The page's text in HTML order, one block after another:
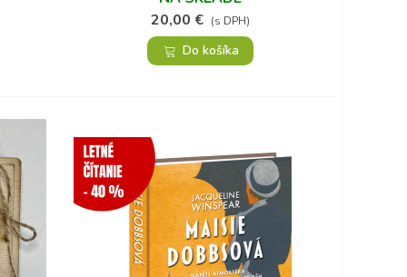
20,00 € (s DPH)
Do košíka